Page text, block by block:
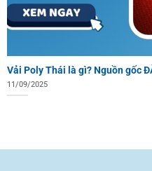
Vải Poly Thái là gì? Nguồn gốc
11/09/2025